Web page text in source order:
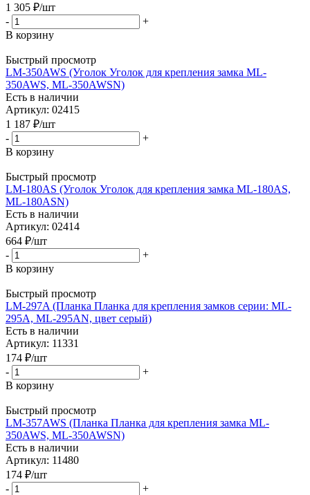
1 305 ₽/шт
-
+
В корзину
Быстрый просмотр
LM-350AWS (Уголок Уголок для крепления замка ML-
350AWS, ML-350AWSN)
Есть в наличии
Артикул: 02415
1 187 ₽/шт
-
+
В корзину
Быстрый просмотр
LM-180AS (Уголок Уголок для крепления замка ML-180AS,
ML-180ASN)
Есть в наличии
Артикул: 02414
664 ₽/шт
-
+
В корзину
Быстрый просмотр
LM-297A (Планка Планка для крепления замков серии: ML-
295A, ML-295AN, цвет серый)
Есть в наличии
Артикул: 11331
174 ₽/шт
-
+
В корзину
Быстрый просмотр
LM-357AWS (Планка Планка для крепления замка ML-
350AWS, ML-350AWSN)
Есть в наличии
Артикул: 11480
174 ₽/шт
-
+